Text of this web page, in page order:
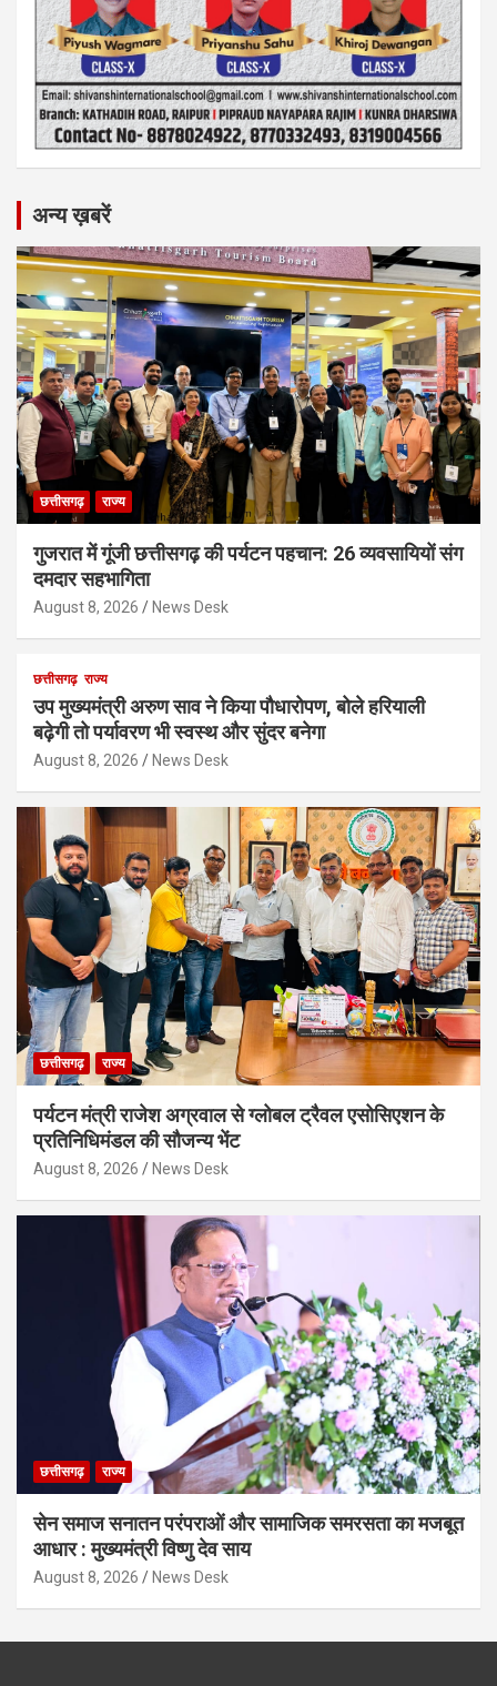
अन्य ख़बरें
छत्तीसगढ़ राज्य
गुजरात में गूंजी छत्तीसगढ़ की पर्यटन पहचान: 26 व्यवसायियों संग
दमदार सहभागिता
August 8, 2026 News Desk
छत्तीसगढ़ राज्य
उप मुख्यमंत्री अरुण साव ने किया पौधारोपण, बोले हरियाली
बढ़ेगी तो पर्यावरण भी स्वस्थ और सुंदर बनेगा
August 8, 2026 News Desk
छत्तीसगढ़ राज्य
पर्यटन मंत्री राजेश अग्रवाल से ग्लोबल ट्रैवल एसोसिएशन के
प्रतिनिधिमंडल की सौजन्य भेंट
August 8, 2026 News Desk
छत्तीसगढ़ राज्य
सेन समाज सनातन परंपराओं और सामाजिक समरसता का मजबूत
आधार : मुख्यमंत्री विष्णु देव साय
August 8, 2026 News Desk